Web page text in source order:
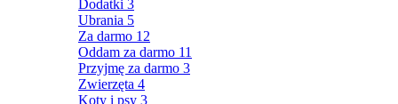
Dodatki 3
Ubrania 5
Za darmo 12
Oddam za darmo 11
Przyjmę za darmo 3
Zwierzęta 4
Koty i psy 3